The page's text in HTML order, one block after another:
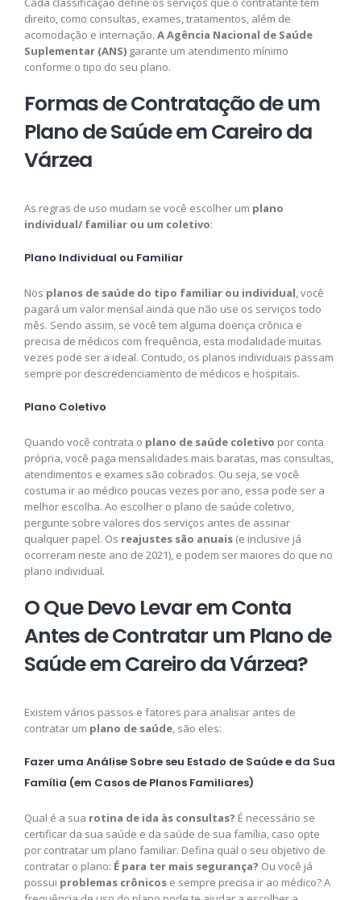
direito, como consultas, exames, tratamentos, além de
acomodação e internação. A Agência Nacional de Saúde
Suplementar (ANS) garante um atendimento mínimo
conforme o tipo do seu plano.
Formas de Contratação de um
Plano de Saúde em Careiro da
Várzea
As regras de uso mudam se você escolher um plano
individual/ familiar ou um coletivo:
Plano Individual ou Familiar
Nos planos de saúde do tipo familiar ou individual, você
pagará um valor mensal ainda que não use os serviços todo
mês. Sendo assim, se você tem alguma doença crônica e
precisa de médicos com frequência, esta modalidade muitas
vezes pode ser a ideal. Contudo, os planos individuais passam
sempre por descredenciamento de médicos e hospitais.
Plano Coletivo
Quando você contrata o plano de saúde coletivo por conta
própria, você paga mensalidades mais baratas, mas consultas,
atendimentos e exames são cobrados. Ou seja, se você
costuma ir ao médico poucas vezes por ano, essa pode ser a
melhor escolha. Ao escolher o plano de saúde coletivo,
pergunte sobre valores dos serviços antes de assinar
qualquer papel. Os reajustes são anuais (e inclusive já
ocorreram neste ano de 2021), e podem ser maiores do que no
plano individual.
O Que Devo Levar em Conta
Antes de Contratar um Plano de
Saúde em Careiro da Várzea?
Existem vários passos e fatores para analisar antes de
contratar um plano de saúde, são eles:
Fazer uma Análise Sobre seu Estado de Saúde e da Sua
Família (em Casos de Planos Familiares)
Qual é a sua rotina de ida às consultas? É necessário se
certificar da sua saúde e da saúde de sua família, caso opte
por contratar um plano familiar. Defina qual o seu objetivo de
contratar o plano: É para ter mais segurança? Ou você já
possui problemas crônicos e sempre precisa ir ao médico? A